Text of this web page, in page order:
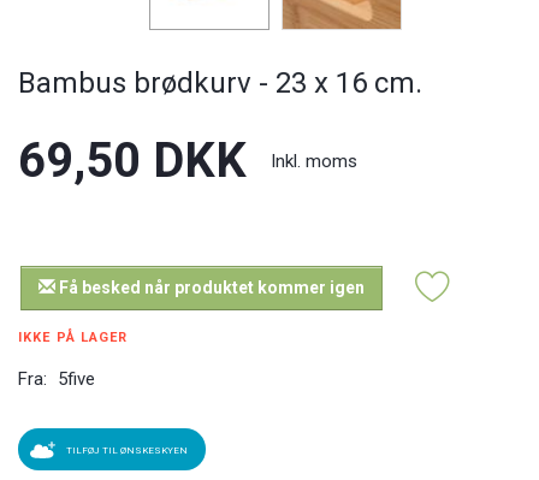
Bambus brødkurv - 23 x 16 cm.
69,50 DKK Inkl. moms
Få besked når produktet kommer igen
IKKE PÅ LAGER
Fra: 5five
TILFØJ TIL ØNSKESKYEN